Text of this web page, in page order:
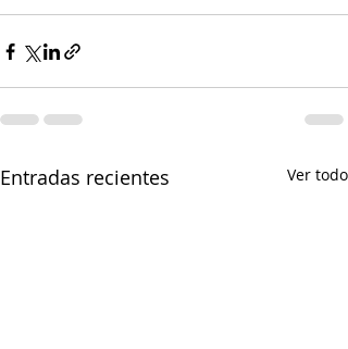
Entradas recientes Ver todo